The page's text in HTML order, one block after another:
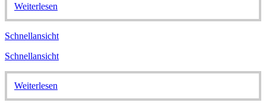
Weiterlesen
Schnellansicht
Schnellansicht
Weiterlesen